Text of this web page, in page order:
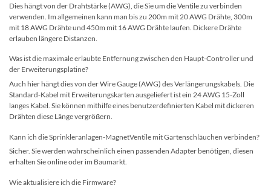
Dies hängt von der Drahtstärke (AWG), die Sie um die Ventile zu verbinden
verwenden. Im allgemeinen kann man bis zu 200m mit 20 AWG Drähte, 300m
mit 18 AWG Drähte und 450m mit 16 AWG Drähte laufen. Dickere Drähte
erlauben längere Distanzen.
Was ist die maximale erlaubte Entfernung zwischen den Haupt-Controller und
der Erweiterungsplatine?
Auch hier hängt dies von der Wire Gauge (AWG) des Verlängerungskabels. Die
Standard-Kabel mit Erweiterungskarten ausgeliefert ist ein 24 AWG 15-Zoll
langes Kabel. Sie können mithilfe eines benutzerdefinierten Kabel mit dickeren
Drähten diese Länge vergrößern.
Kann ich die Sprinkleranlagen-MagnetVentile mit Gartenschläuchen verbinden?
Sicher. Sie werden wahrscheinlich einen passenden Adapter benötigen, diesen
erhalten Sie online oder im Baumarkt.
Wie aktualisiere ich die Firmware?